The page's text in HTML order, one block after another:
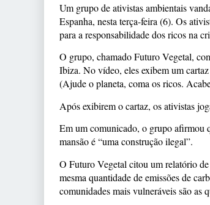
Um grupo de ativistas ambientais
Espanha, nesta terça-feira (6). Os
para a responsabilidade dos ricos na
O grupo, chamado Futuro Vegetal,
Ibiza. No vídeo, eles exibem um
(Ajude o planeta, coma os ricos.
Após exibirem o cartaz, os ativistas
Em um comunicado, o grupo afirmou
mansão é “uma construção ilegal”.
O Futuro Vegetal citou um relatório
mesma quantidade de emissões de
comunidades mais vulneráveis são as